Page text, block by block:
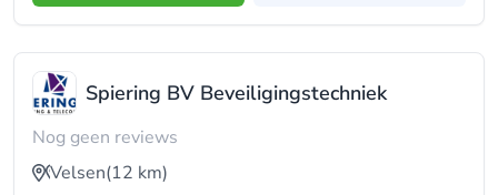
Spiering BV Beveiligingstechniek
Nog geen reviews
Velsen(12 km)